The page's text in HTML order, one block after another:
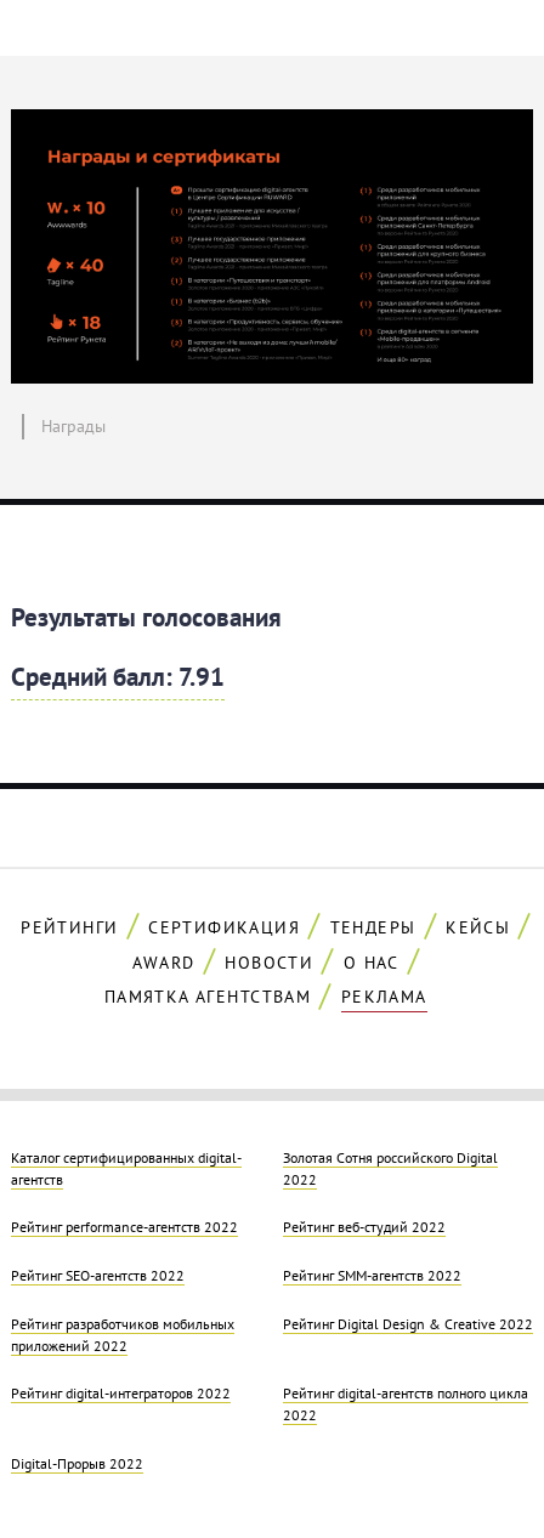
Награды
Результаты голосования
Средний балл: 7.91
РЕЙТИНГИ СЕРТИФИКАЦИЯ ТЕНДЕРЫ
КЕЙСЫ
AWARD
НОВОСТИ
О НАС
ПАМЯТКА АГЕНТСТВАМ
РЕКЛАМА
Каталог сертифицированных digital-
агентств
Золотая Cотня российского Digital
2022
Рейтинг performance-агентств 2022 Рейтинг веб-студий 2022
Рейтинг SEO-агентств 2022 Рейтинг SMM-агентств 2022
Рейтинг разработчиков мобильных
приложений 2022
Рейтинг Digital Design & Creative 2022
Рейтинг digital-интеграторов 2022
Рейтинг digital-агентств полного цикла
2022
Digital-Прорыв 2022